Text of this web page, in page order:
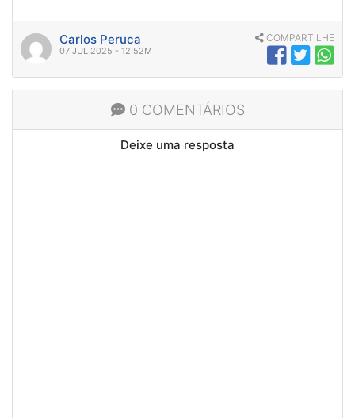
Carlos Peruca
07 JUL 2025 - 12:52M
COMPARTILHE
0 COMENTÁRIOS
Deixe uma resposta